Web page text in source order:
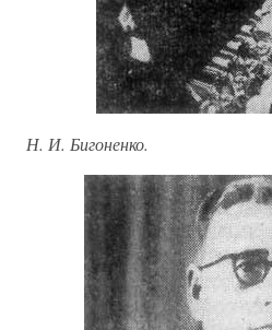
Н. И. Бигоненко.